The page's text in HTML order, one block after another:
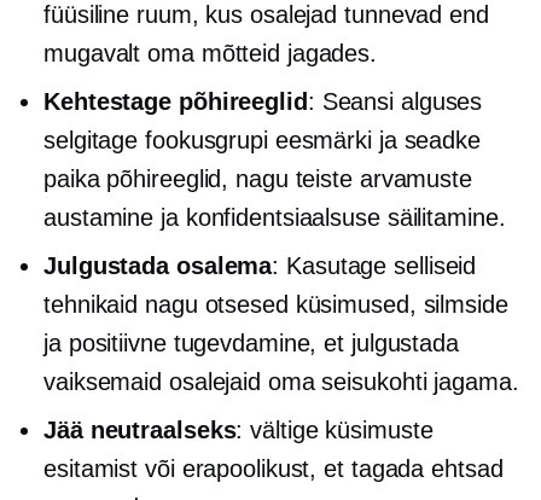
füüsiline ruum, kus osalejad tunnevad end
mugavalt oma mõtteid jagades.
Kehtestage põhireeglid: Seansi alguses
selgitage fookusgrupi eesmärki ja seadke
paika põhireeglid, nagu teiste arvamuste
austamine ja konfidentsiaalsuse säilitamine.
Julgustada osalema: Kasutage selliseid
tehnikaid nagu otsesed küsimused, silmside
ja positiivne tugevdamine, et julgustada
vaiksemaid osalejaid oma seisukohti jagama.
Jää neutraalseks: vältige küsimuste
esitamist või erapoolikust, et tagada ehtsad